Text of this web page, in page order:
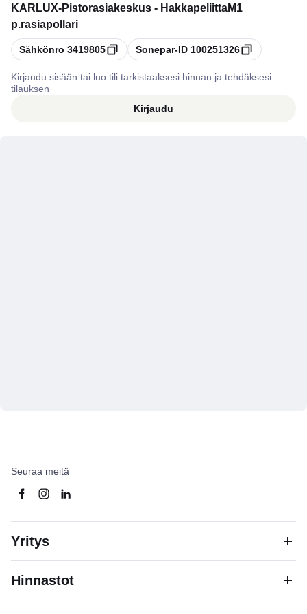
KARLUX-Pistorasiakeskus - HakkapeliittaM1
p.rasiapollari
Kopioi
Sähkönro 3419805 Kopioi
Sonepar-ID 100251326
Kirjaudu sisään tai luo tili tarkistaaksesi hinnan ja tehdäksesi
tilauksen
Kirjaudu
Seuraa meitä
Yritys
Hinnastot